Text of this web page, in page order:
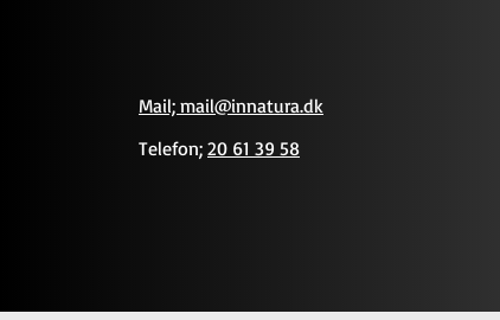
Mail; mail@innatura.dk
Telefon; 20 61 39 58